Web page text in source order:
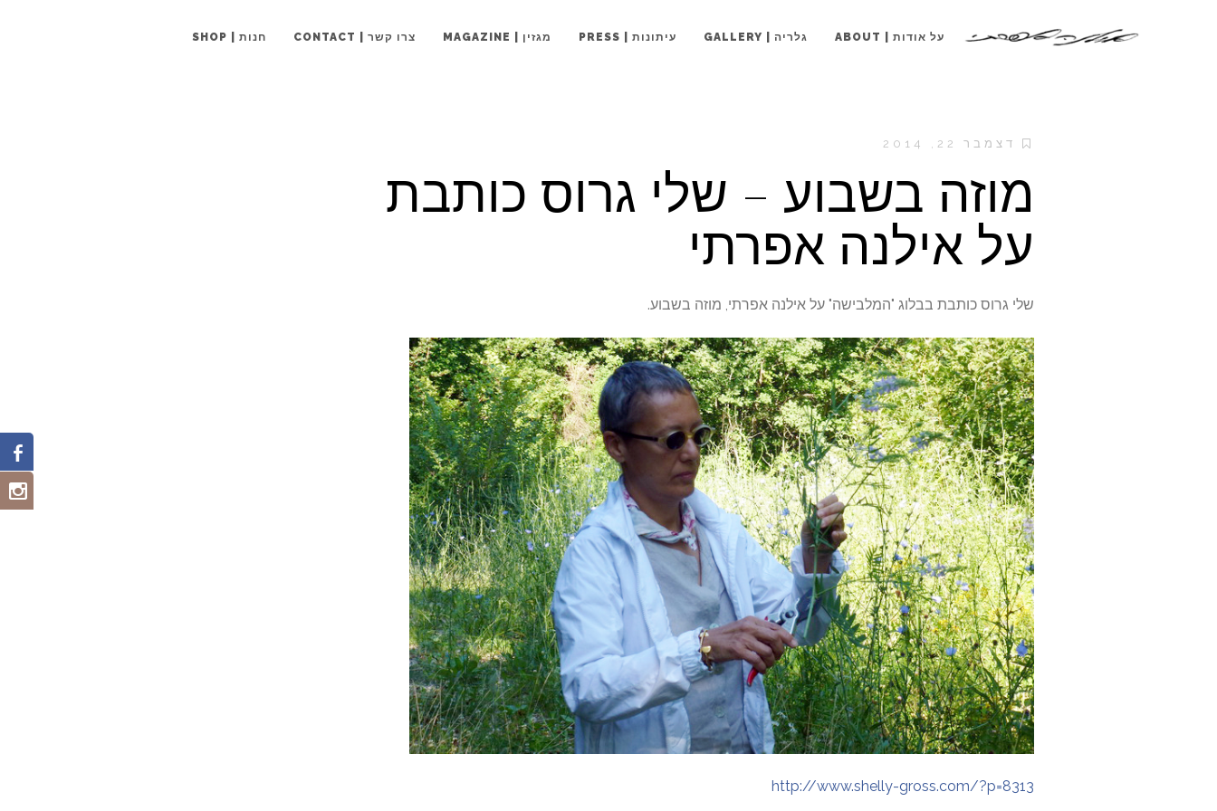
על אודות | ABOUT גלריה | GALLERY עיתונות | PRESS מגזין | MAGAZINE צרו קשר | CONTACT חנות | SHOP
דצמבר 22, 2014
מוזה בשבוע – שלי גרוס כותבת
על אילנה אפרתי
שלי גרוס כותבת בבלוג "המלבישה" על אילנה אפרתי, מוזה בשבוע.
http://www.shelly-gross.com/?p=8313